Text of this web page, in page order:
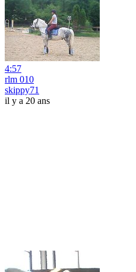
4:57
rlm 010
skippy71
il y a 20 ans